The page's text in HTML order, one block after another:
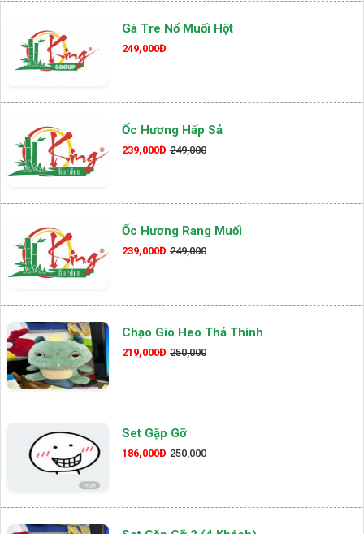
Gà Tre Nổ Muối Hột
249,000Đ
Ốc Hương Hấp Sả
239,000Đ 249,000
Ốc Hương Rang Muối
239,000Đ 249,000
Chạo Giò Heo Thả Thính
219,000Đ 250,000
Set Gặp Gỡ
186,000Đ 250,000